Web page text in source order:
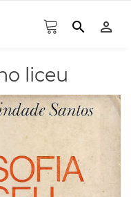
search person_outline
liceu